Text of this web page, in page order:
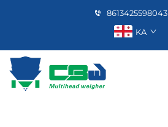
8613425598043
KA